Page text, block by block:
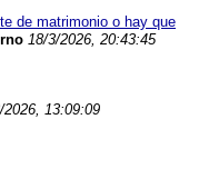
de matrimonio o hay que
18/3/2026, 20:43:45
2026, 13:09:09